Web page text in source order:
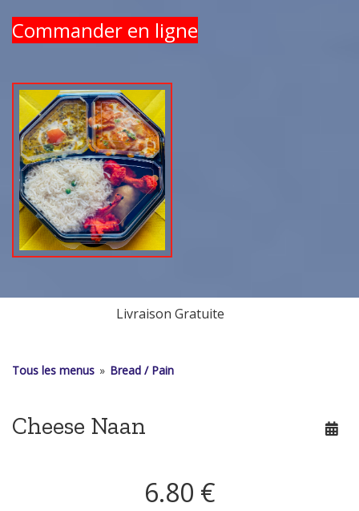
Commander en ligne
Livraison Gratuite
Tous les menus » Bread / Pain
Cheese Naan
6.80 €